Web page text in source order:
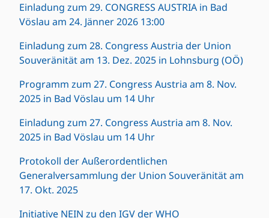
Einladung zum 29. CONGRESS AUSTRIA in Bad
Vöslau am 24. Jänner 2026 13:00
Einladung zum 28. Congress Austria der Union
Souveränität am 13. Dez. 2025 in Lohnsburg (OÖ)
Programm zum 27. Congress Austria am 8. Nov.
2025 in Bad Vöslau um 14 Uhr
Einladung zum 27. Congress Austria am 8. Nov.
2025 in Bad Vöslau um 14 Uhr
Protokoll der Außerordentlichen
Generalversammlung der Union Souveränität am
17. Okt. 2025
Initiative NEIN zu den IGV der WHO